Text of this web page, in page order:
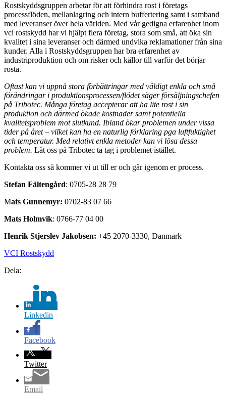
Rostskyddsgruppen arbetar för att förhindra rost i företags
processflöden, mellanlagring och intern buffertering samt i samband
med leveranser över hela världen. Med vår gedigna erfarenhet inom
vci rostskydd har vi hjälpt flera företag, stora som små, att öka sin
kvalitet i sina leveranser och därmed undvika reklamationer från sina
kunder. Alla i Rostskyddsgruppen har bra erfarenhet av
industriproduktion och om risker och källor till varför det börjar
rosta.
Oftast kan vi uppnå stora förbättringar med väldigt enkla och små
förändringar i produktionsprocessen/flödet säger försäljningschefen
på Tribotec. Många företag accepterar att ha lite rost i sin
produktion och därmed ökade kostnader samt potentiella
kvalitetsproblem mot slutkund. Ibland ökar problemen under vissa
tider på året – vilket kan ha en naturlig förklaring pga luftfuktighet
och temperatur. Med relativt enkla metoder kan vi lösa dessa
problem. Låt oss på Tribotec ta tag i problemet istället.
Kontakta oss så kommer vi ut till er och går igenom er process.
Stefan Fältengård: 0705-28 28 79
Mats Gunnemyr: 0702-83 07 66
Mats Holmvik: 0766-77 04 00
Henrik Stjerslev Jakobsen: +45 2070-3330, Danmark
VCI Rostskydd
Dela:
Linkedin
Facebook
Twitter
Email